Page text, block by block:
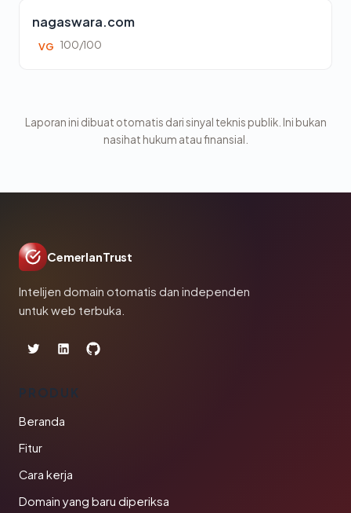
nagaswara.com
VG 100/100
Laporan ini dibuat otomatis dari sinyal teknis publik. Ini bukan
nasihat hukum atau finansial.
CemerlanTrust
Intelijen domain otomatis dan independen
untuk web terbuka.
PRODUK
Beranda
Fitur
Cara kerja
Domain yang baru diperiksa